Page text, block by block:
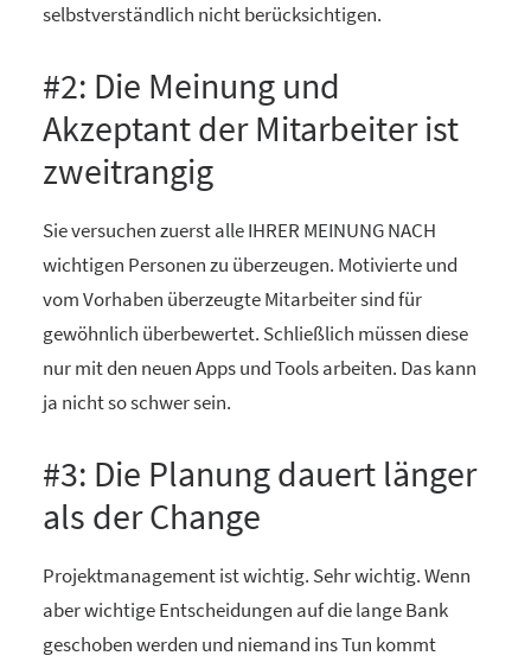
selbstverständlich nicht berücksichtigen.
#2: Die Meinung und
Akzeptant der Mitarbeiter ist
zweitrangig
Sie versuchen zuerst alle IHRER MEINUNG NACH
wichtigen Personen zu überzeugen. Motivierte und
vom Vorhaben überzeugte Mitarbeiter sind für
gewöhnlich überbewertet. Schließlich müssen diese
nur mit den neuen Apps und Tools arbeiten. Das kann
ja nicht so schwer sein.
#3: Die Planung dauert länger
als der Change
Projektmanagement ist wichtig. Sehr wichtig. Wenn
aber wichtige Entscheidungen auf die lange Bank
geschoben werden und niemand ins Tun kommt